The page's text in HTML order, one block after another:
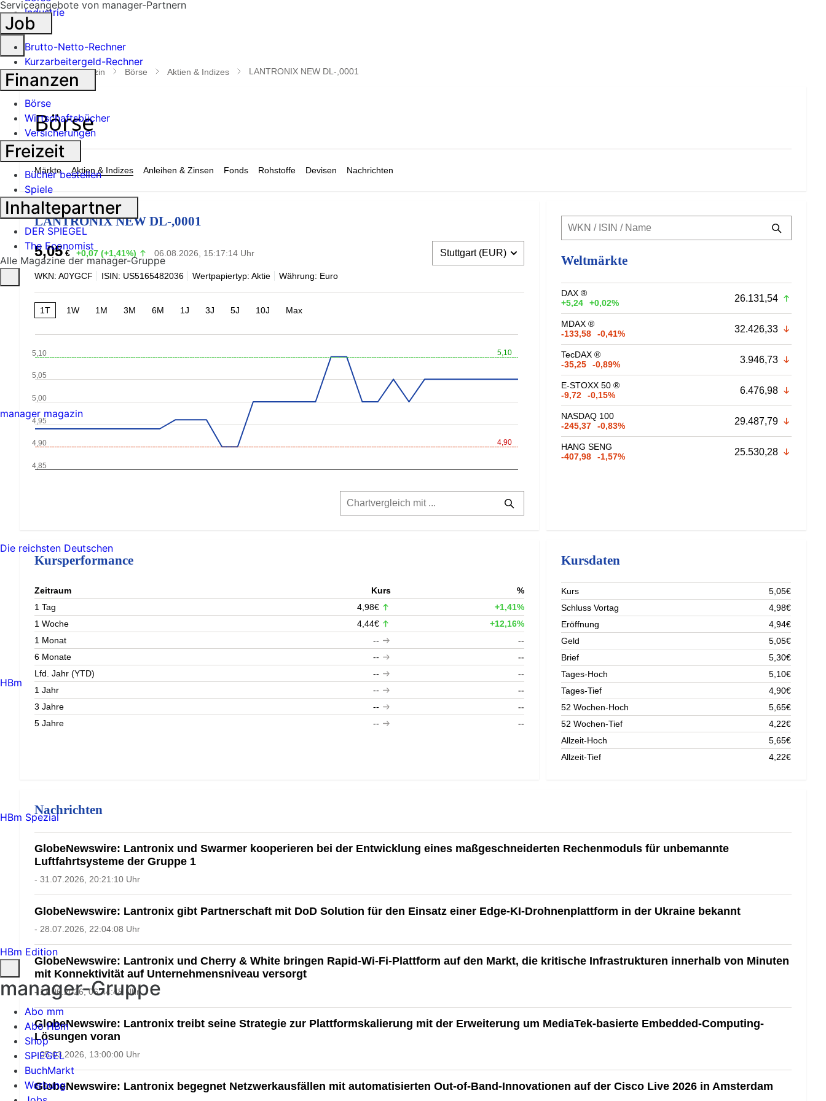
Industrie
Suche
öffnen
manager magazin Börse Aktien & Indizes LANTRONIX NEW DL-,0001
Märkte Aktien & Indizes Anleihen & Zinsen Fonds Rohstoffe Devisen Nachrichten
LANTRONIX NEW DL-,0001
5,05 € +0,07 (+1,41%) 06.08.2026, 15:17:14 Uhr
WKN: A0YGCF ISIN: US5165482036 Wertpapiertyp: Aktie Währung: Euro
1T 1W 1M 3M 6M 1J 3J 5J 10J Max
5,10
4,90
4,90
5,00
5,10
4,85
4,95
5,05
Weltmärkte
DAX ®
+5,24
+0,02% 26.131,54
MDAX ®
-133,58
-0,41% 32.426,33
TecDAX ®
-35,25
-0,89% 3.946,73
E-STOXX 50 ®
-9,72
-0,15% 6.476,98
NASDAQ 100
-245,37
-0,83% 29.487,79
HANG SENG
-407,98
-1,57% 25.530,28
Kursperformance
Zeitraum Kurs
%
1 Tag
4,98€
+1,41%
1 Woche
4,44€
+12,16%
1 Monat
--
--
6 Monate
--
--
Lfd. Jahr (YTD)
--
--
1 Jahr
--
--
3 Jahre
--
--
5 Jahre
-- --
Kursdaten
Kurs
5,05€
Schluss Vortag
4,98€
Eröffnung
4,94€
Geld
5,05€
Brief
5,30€
Tages-Hoch
5,10€
Tages-Tief
4,90€
52 Wochen-Hoch
5,65€
52 Wochen-Tief
4,22€
Allzeit-Hoch
5,65€
Allzeit-Tief
4,22€
Nachrichten
GlobeNewswire: Lantronix und Swarmer kooperieren bei der Entwicklung eines maßgeschneiderten Rechenmoduls für unbemannte
Luftfahrtsysteme der Gruppe 1
- 31.07.2026, 20:21:10 Uhr
GlobeNewswire: Lantronix gibt Partnerschaft mit DoD Solution für den Einsatz einer Edge-KI-Drohnenplattform in der Ukraine bekannt
- 28.07.2026, 22:04:08 Uhr
GlobeNewswire: Lantronix und Cherry & White bringen Rapid-Wi-Fi-Plattform auf den Markt, die kritische Infrastrukturen innerhalb von Minuten
mit Konnektivität auf Unternehmensniveau versorgt
- 11.06.2026, 06:44:48 Uhr
GlobeNewswire: Lantronix treibt seine Strategie zur Plattformskalierung mit der Erweiterung um MediaTek-basierte Embedded-Computing-
Lösungen voran
- 05.03.2026, 13:00:00 Uhr
GlobeNewswire: Lantronix begegnet Netzwerkausfällen mit automatisierten Out-of-Band-Innovationen auf der Cisco Live 2026 in Amsterdam
Serviceangebote von manager-Partnern
Job
Brutto-Netto-Rechner
Kurzarbeitergeld-Rechner
Finanzen
Börse
Wirtschaftsbücher
Versicherungen
Freizeit
Bücher bestellen
Spiele
Inhaltepartner
DER SPIEGEL
The Economist
Alle Magazine der manager-Gruppe
manager magazin
Die reichsten Deutschen
HBm
HBm Spezial
HBm Edition
manager-Gruppe
Abo mm
Abo HBm
Shop
SPIEGEL
BuchMarkt
Werbung